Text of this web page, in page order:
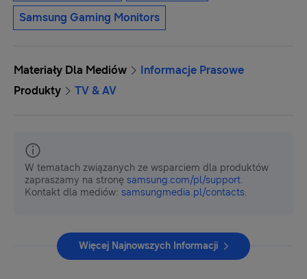
Samsung Gaming Monitors
Materiały Dla Mediów
Informacje Prasowe
Produkty
TV & AV
W tematach związanych ze wsparciem dla produktów
zapraszamy na stronę samsung.com/pl/support.
Kontakt dla mediów: samsungmedia.pl/contacts.
Więcej Najnowszych Informacji